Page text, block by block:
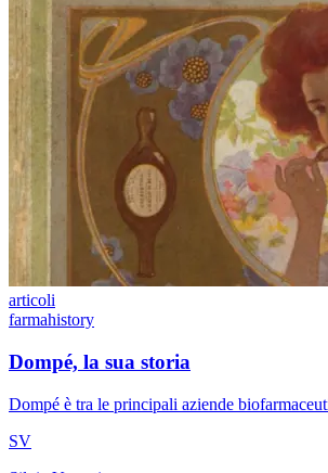
articoli
farmahistory
Dompé, la sua storia
Dompé è tra le principali aziende
SV